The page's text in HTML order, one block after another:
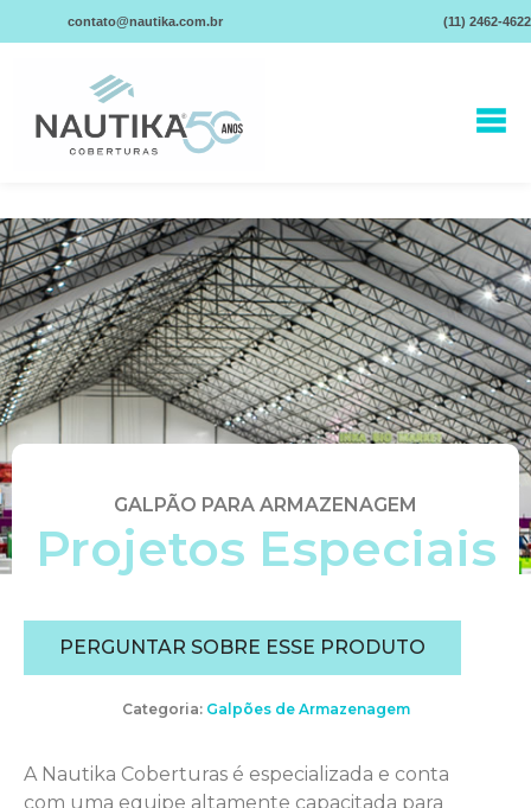
contato@nautika.com.br (11) 2462-4622
GALPÃO PARA ARMAZENAGEM
Projetos Especiais
PERGUNTAR SOBRE ESSE PRODUTO
Categoria: Galpões de Armazenagem
A Nautika Coberturas é especializada e conta
com uma equipe altamente capacitada para